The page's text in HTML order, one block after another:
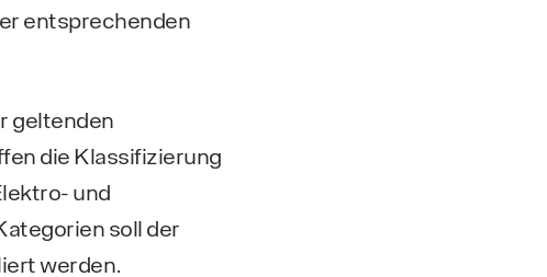
entsprechenden
geltenden
die Klassifizierung
und
soll der
werden.